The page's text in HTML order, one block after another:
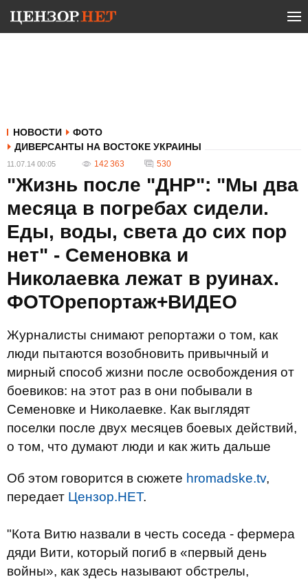
НОВОСТИ
ФОТО
ДИВЕРСАНТЫ НА ВОСТОКЕ УКРАИНЫ
11.07.14 00:05 142 363 530
"Жизнь после "ДНР": "Мы два
месяца в погребах сидели.
Еды, воды, света до сих пор
нет" - Семеновка и
Николаевка лежат в руинах.
ФОТОрепортаж+ВИДЕО
Журналисты снимают репортажи о том, как
люди пытаются возобновить привычный и
мирный способ жизни после освобождения от
боевиков: на этот раз в они побывали в
Семеновке и Николаевке. Как выглядят
поселки после двух месяцев боевых действий,
о том, что думают люди и как жить дальше
Об этом говорится в сюжете hromadske.tv,
передает Цензор.НЕТ.
"Кота Витю назвали в честь соседа - фермера
дяди Вити, который погиб в «первый день
войны», как здесь называют обстрелы,